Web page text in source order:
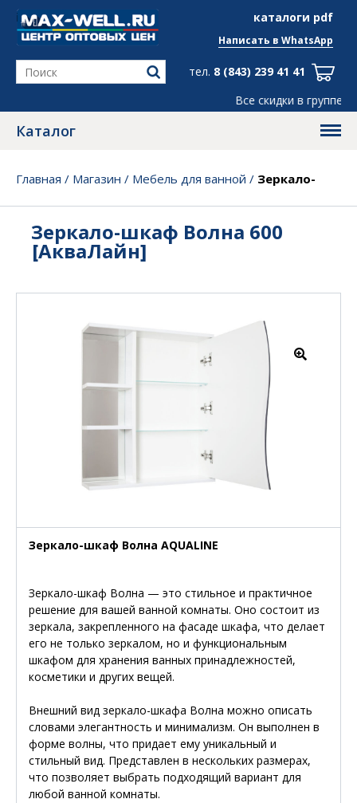
каталоги pdf
info@max-well.ru
Все скидки в группеTelegram, ←
Написать в WhatsApp
тел. 8 (843) 239 41 41
Каталог
Главная / Магазин / Мебель для ванной / Зеркало-
Зеркало-шкаф Волна 600
[АкваЛайн]
Зеркало-шкаф Волна AQUALINE
Зеркало-шкаф Волна — это стильное и практичное
решение для вашей ванной комнаты. Оно состоит из
зеркала, закрепленного на фасаде шкафа, что делает
его не только зеркалом, но и функциональным
шкафом для хранения ванных принадлежностей,
косметики и других вещей.
Внешний вид зеркало-шкафа Волна можно описать
словами элегантность и минимализм. Он выполнен в
форме волны, что придает ему уникальный и
стильный вид. Представлен в нескольких размерах,
что позволяет выбрать подходящий вариант для
любой ванной комнаты.